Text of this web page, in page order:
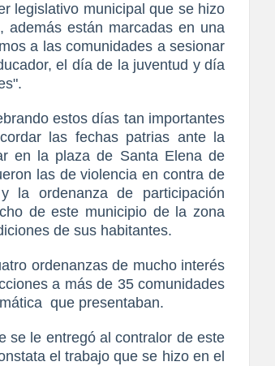
legislativo municipal que se hizo
están marcadas en una
a las comunidades a sesionar
el día de la juventud y día
estos días tan importantes
las fechas patrias ante la
en la plaza de Santa Elena de
las de violencia en contra de
la ordenanza de participación
de este municipio de la zona
de sus habitantes.
ordenanzas de mucho interés
a más de 35 comunidades
que presentaban.
se le entregó al contralor de este
el trabajo que se hizo en el